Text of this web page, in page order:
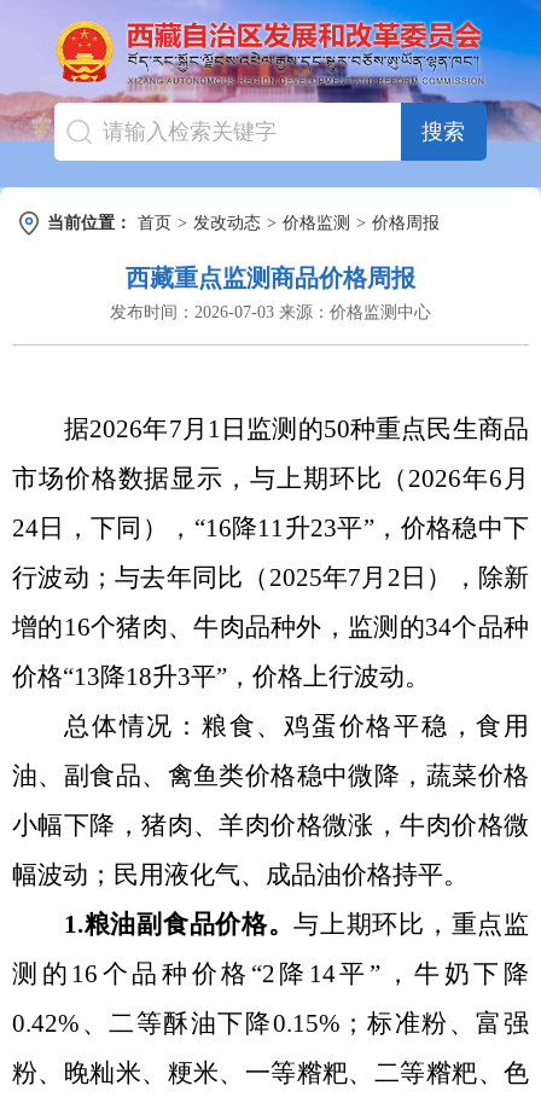
搜索
当前位置： 首页 > 发改动态 > 价格监测 > 价格周报
西藏重点监测商品价格周报
发布时间： 2026-07-03 来源： 价格监测中心
据2026年7月1日 监测的50种重点民生商品
市场价格数据显示，与上期环比（ 2026年6月
24日
，下同）， “16降11升23平”，价格稳中下
行波动 ；与去年同比（ 2025年7月2日 ） ， 除新
增的16个猪肉、牛肉品种外，监测的34个品种
价格“13降18升3平” ，价格上行波动。
总体情况： 粮食、鸡蛋价格平稳，食用
油、副食品、禽鱼类价格稳中微降，蔬菜价格
小幅下降，猪肉、羊肉价格微涨，牛肉价格微
幅波动； 民用液化气、 成品油价格持平。
1.粮油副食品价格。与上期环比，重点监
测的 16个品种价格 “2降14平” ，牛奶下降
0.42%、二等酥油下降0.15%；标准粉、富强
粉、晚籼米、粳米、一等糌粑、二等糌粑、色